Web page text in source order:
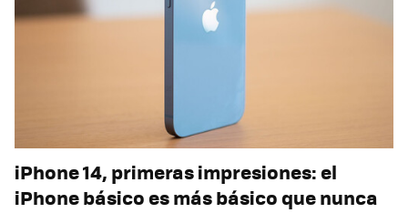
iPhone 14, primeras impresiones: el
iPhone básico es más básico que nunca